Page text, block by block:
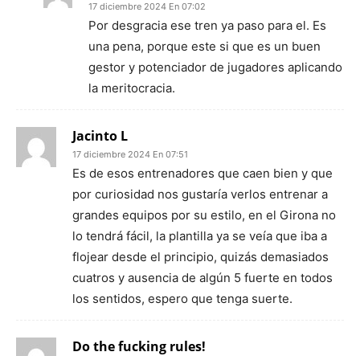
17 diciembre 2024 En 07:02
Por desgracia ese tren ya paso para el. Es
una pena, porque este si que es un buen
gestor y potenciador de jugadores aplicando
la meritocracia.
Jacinto L
17 diciembre 2024 En 07:51
Es de esos entrenadores que caen bien y que
por curiosidad nos gustaría verlos entrenar a
grandes equipos por su estilo, en el Girona no
lo tendrá fácil, la plantilla ya se veía que iba a
flojear desde el principio, quizás demasiados
cuatros y ausencia de algún 5 fuerte en todos
los sentidos, espero que tenga suerte.
Do the fucking rules!